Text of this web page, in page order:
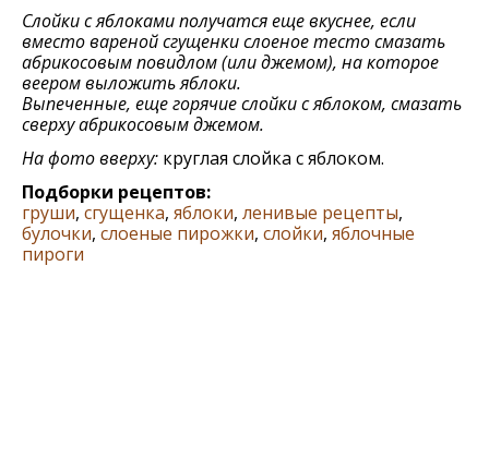
Слойки с яблоками получатся еще вкуснее, если
вместо вареной сгущенки слоеное тесто смазать
абрикосовым повидлом (или джемом), на которое
веером выложить яблоки.
Выпеченные, еще горячие слойки с яблоком, смазать
сверху абрикосовым джемом.
На фото вверху: круглая слойка с яблоком.
Подборки рецептов:
груши, сгущенка, яблоки, ленивые рецепты,
булочки, слоеные пирожки, слойки, яблочные
пироги